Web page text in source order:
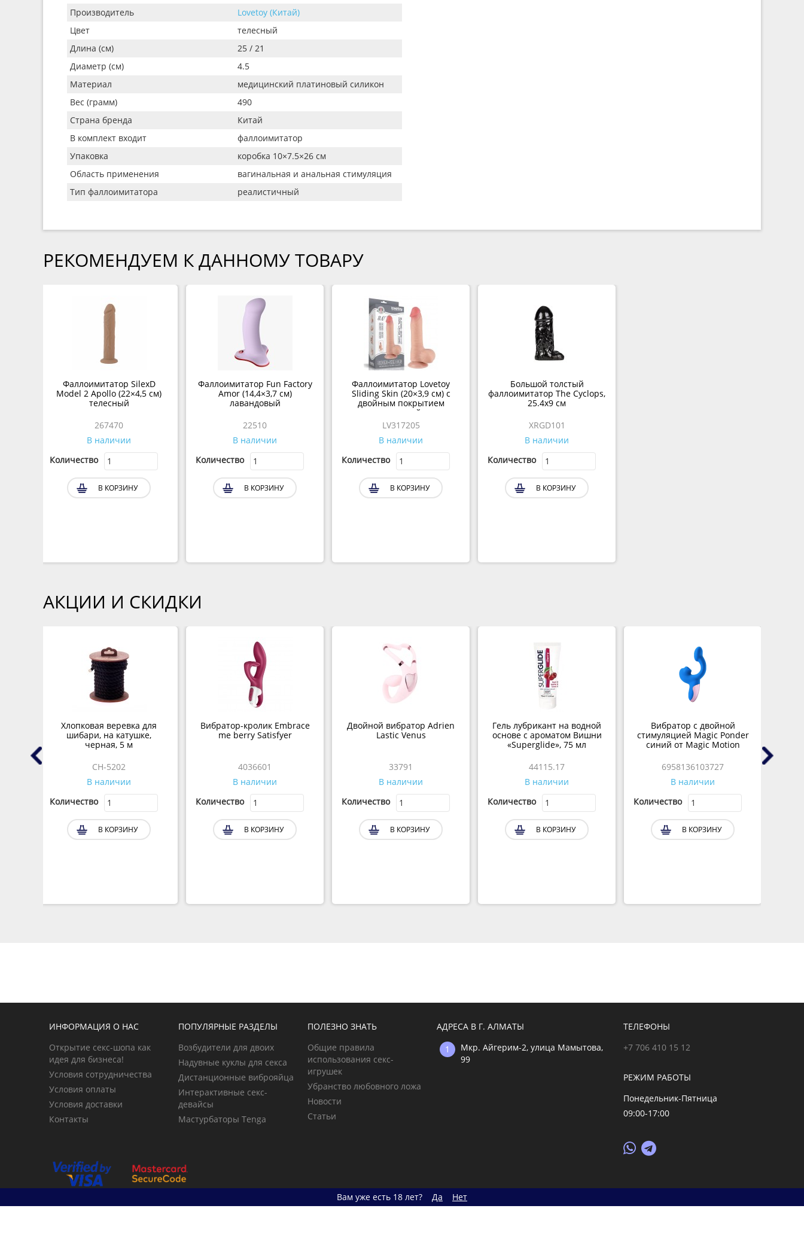
Производитель
Lovetoy (Китай)
Цвет
телесный
Длина (см)
25 / 21
Диаметр (см)
4.5
Материал
медицинский платиновый силикон
Вес (грамм)
490
Страна бренда
Китай
В комплект входит
фаллоимитатор
Упаковка
коробка 10×7.5×26 см
Область применения
вагинальная и анальная стимуляция
Тип фаллоимитатора
реалистичный
РЕКОМЕНДУЕМ К ДАННОМУ ТОВАРУ
Фаллоимитатор SilexD
Model 2 Apollo (22×4,5 см)
телесный
267470
В наличии
Количество
В КОРЗИНУ
Фаллоимитатор Fun Factory
Amor (14,4×3,7 см)
лавандовый
22510
В наличии
Количество
В КОРЗИНУ
Фаллоимитатор Lovetoy
Sliding Skin (20×3,9 см) с
двойным покрытием
телесный
LV317205
В наличии
Количество
В КОРЗИНУ
Большой толстый
фаллоимитатор The Cyclops,
25.4х9 см
XRGD101
В наличии
Количество
В КОРЗИНУ
АКЦИИ И СКИДКИ
Хлопковая веревка для
шибари, на катушке,
черная, 5 м
CH-5202
В наличии
Количество
В КОРЗИНУ
Вибратор-кролик Embrace
me berry Satisfyer
4036601
В наличии
Количество
В КОРЗИНУ
Двойной вибратор Adrien
Lastic Venus
33791
В наличии
Количество
В КОРЗИНУ
Гель лубрикант на водной
основе с ароматом Вишни
«Superglide», 75 мл
44115.17
В наличии
Количество
В КОРЗИНУ
Вибратор с двойной
стимуляцией Magic Ponder
синий от Magic Motion
6958136103727
В наличии
Количество
В КОРЗИНУ
Вам уже есть 18 лет? Да Нет
ИНФОРМАЦИЯ О НАС
Открытие секс-шопа как
идея для бизнеса!
Условия сотрудничества
Условия оплаты
Условия доставки
Контакты
ПОПУЛЯРНЫЕ РАЗДЕЛЫ
Возбудители для двоих
Надувные куклы для секса
Дистанционные виброяйца
Интерактивные секс-
девайсы
Мастурбаторы Tenga
ПОЛЕЗНО ЗНАТЬ
Общие правила
использования секс-
игрушек
Убранство любовного ложа
Новости
Статьи
АДРЕСА В Г. АЛМАТЫ
Мкр. Айгерим-2, улица Мамытова,
99
ТЕЛЕФОНЫ
+7 706 410 15 12
РЕЖИМ РАБОТЫ
Понедельник-Пятница
09:00-17:00